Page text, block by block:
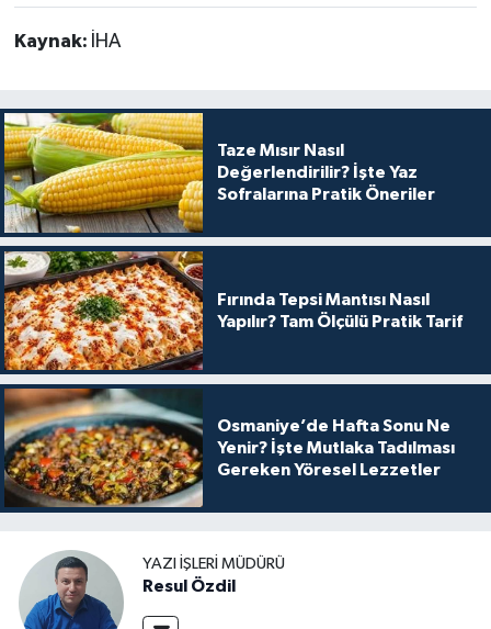
Kaynak: İHA
Taze Mısır Nasıl
Değerlendirilir? İşte Yaz
Sofralarına Pratik Öneriler
Fırında Tepsi Mantısı Nasıl
Yapılır? Tam Ölçülü Pratik Tarif
Osmaniye’de Hafta Sonu Ne
Yenir? İşte Mutlaka Tadılması
Gereken Yöresel Lezzetler
YAZI İŞLERI MÜDÜRÜ
Resul Özdil